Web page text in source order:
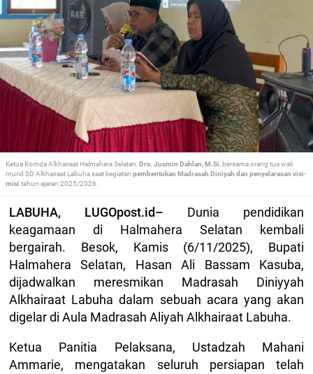
Ketua Komda Alkhairaat Halmahera Selatan, Drs. Jusmin Dahlan, M.Si , bersama orang tua wali
murid SD Alkhairaat Labuha saat kegiatan pembentukan Madrasah Diniyah dan penyelarasan visi-
misi tahun ajaran 2025/2026.
LABUHA, LUGOpost.id– Dunia pendidikan
keagamaan di Halmahera Selatan kembali
bergairah. Besok, Kamis (6/11/2025), Bupati
Halmahera Selatan, Hasan Ali Bassam Kasuba,
dijadwalkan meresmikan Madrasah Diniyyah
Alkhairaat Labuha dalam sebuah acara yang akan
digelar di Aula Madrasah Aliyah Alkhairaat Labuha.
Ketua Panitia Pelaksana, Ustadzah Mahani
Ammarie, mengatakan seluruh persiapan telah